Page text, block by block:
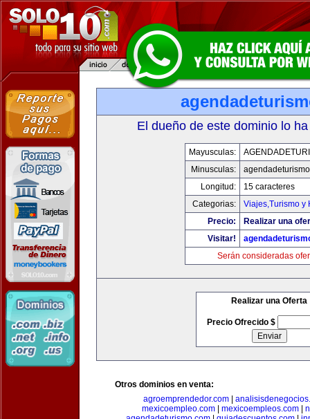
El dueño de este dominio lo
Mayusculas:
Minusculas:
Longitud:
15 caracteres
Categorias:
Viajes,Turismo y
Precio:
Realizar una
Visitar!
Serán consideradas
Realizar una Oferta
Precio Ofrecido $
Otros dominios en venta:
agroemprendedor.com
mexicoempleo.com
mexicoempleos.com